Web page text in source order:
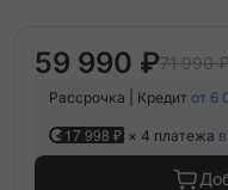
59 990 ₽71 990
Рассрочка | Кредит от 6
17 998 ₽ × 4 платежа